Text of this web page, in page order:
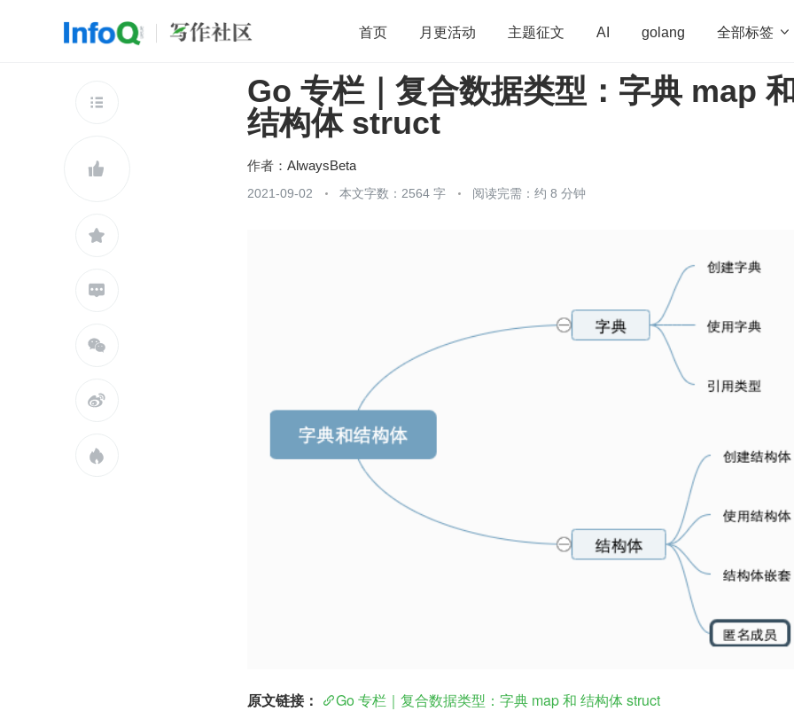
首页 月更活动 主题征文 AI golang 全部标签 
开源 架构 OpenHarmony 算法 学习方法 Web3.0 高
团队管理 程序员
查看更多







Go 专栏｜复合数据类型：字典 map
结构体 struct
作者： AlwaysBeta
2021-09-02 本文字数：2564 字 阅读完需：约 8 分钟
原文链接： Go 专栏｜复合数据类型：字典 map 和 结构体 struct